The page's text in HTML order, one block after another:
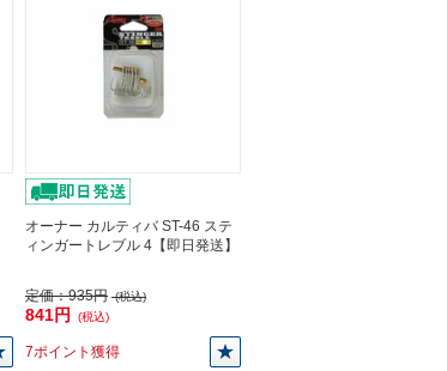
オーナー カルティバ ST-46 ステ
ィンガートレブル 4【即日発送】
定価：935円 (税込)
841円 (税込)
7ポイント獲得